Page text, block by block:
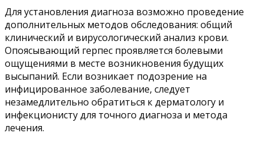
Для установления диагноза возможно проведение
дополнительных методов обследования: общий
клинический и вирусологический анализ крови.
Опоясывающий герпес проявляется болевыми
ощущениями в месте возникновения будущих
высыпаний. Если возникает подозрение на
инфицированное заболевание, следует
незамедлительно обратиться к дерматологу и
инфекционисту для точного диагноза и метода
лечения.